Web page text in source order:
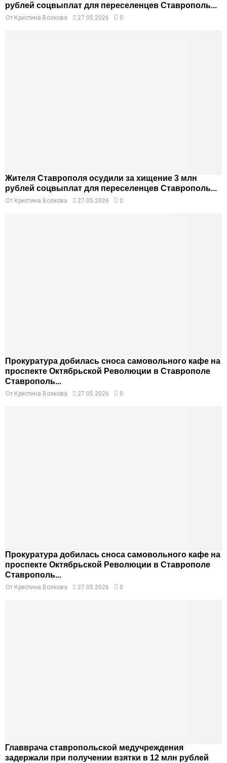
рублей соцвыплат для переселенцев Ставрополь...
От Кристина Волкова 27.05.2026 0
Жителя Ставрополя осудили за хищение 3 млн
рублей соцвыплат для переселенцев Ставрополь...
От Кристина Волкова 27.05.2026 0
Прокуратура добилась сноса самовольного кафе на
проспекте Октябрьской Революции в Ставрополе
Ставрополь...
От Кристина Волкова 27.05.2026 0
Прокуратура добилась сноса самовольного кафе на
проспекте Октябрьской Революции в Ставрополе
Ставрополь...
От Кристина Волкова 27.05.2026 0
Главврача ставропольской медучреждения
задержали при получении взятки в 12 млн рублей